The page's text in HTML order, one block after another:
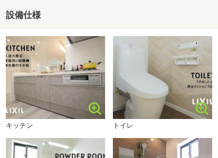
分）
歩7分）
■【周辺の街並み】珈琲屋らんぷ（約280m・徒歩4分）
■【病院】横山歯科医院（約350m・徒歩5分）
■【病院】リョウこどもアレルギークリニック（約400m・
徒歩5分）
■【病院】いながき医院（約400m・徒歩5分）
■【病院】とね耳鼻咽喉科クリニック（約1400m・徒歩18
分）
■【病院】さくらい眼科クリニック（約1400m・徒歩18
分）
設備仕様
キッチン トイレ